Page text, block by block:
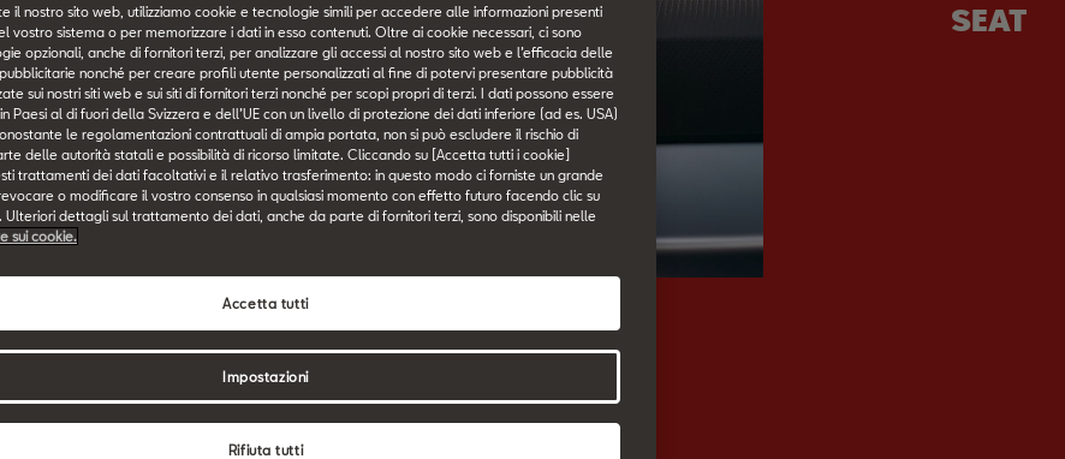
SEAT
Air
il nostro sito web, utilizziamo cookie e tecnologie simili per accedere alle informazioni presenti
vostro sistema o per memorizzare i dati in esso contenuti. Oltre ai cookie necessari, ci sono
opzionali, anche di fornitori terzi, per analizzare gli accessi al nostro sito web e l’efficacia delle
nonché per creare profili utente personalizzati al fine di potervi presentare pubblicità
sui nostri siti web e sui siti di fornitori terzi nonché per scopi propri di terzi. I dati possono essere
Paesi al di fuori della Svizzera e dell’UE con un livello di protezione dei dati inferiore (ad es. USA)
le regolamentazioni contrattuali di ampia portata, non si può escludere il rischio di
delle autorità statali e possibilità di ricorso limitate. Cliccando su [Accetta tutti i cookie]
trattamenti dei dati facoltativi e il relativo trasferimento: in questo modo ci forniste un grande
o modificare il vostro consenso in qualsiasi momento con effetto futuro facendo clic su
Ulteriori dettagli sul trattamento dei dati, anche da parte di fornitori terzi, sono disponibili nelle
sui cookie.
Rifiuta tutti
Accetta tutti
Impostazioni